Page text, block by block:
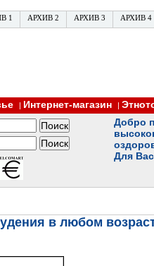
1 АРХИВ 2 АРХИВ 3 АРХИВ 4
| Интернет-магазин |
Добро
Для
в любом